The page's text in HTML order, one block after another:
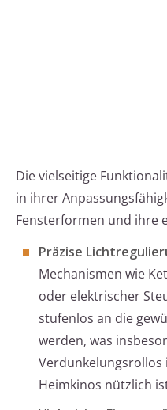
Die vielseitige
in ihrer
Fensterformen und ihre
Präzise
Mechanismen wie
oder elektrischer
stufenlos an die
werden, was
Heimkinos nützlich